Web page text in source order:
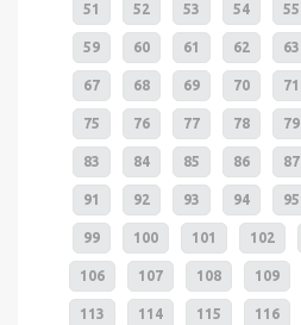
51 52 53 54 55
59 60 61 62 63
67 68 69 70 71
75 76 77 78 79
83 84 85 86 87
91 92 93 94 95
99 100 101 102
106 107 108 109
113 114 115 116